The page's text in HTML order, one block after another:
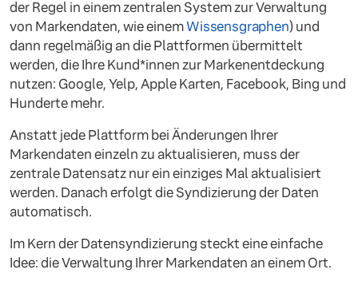
der Regel in einem zentralen System zur Verwaltung
von Markendaten, wie einemWissensgraphen) und
dann regelmäßig an die Plattformen übermittelt
werden, die Ihre Kund*innen zur Markenentdeckung
nutzen: Google, Yelp, Apple Karten, Facebook, Bing und
Hunderte mehr.
Anstatt jede Plattform bei Änderungen Ihrer
Markendaten einzeln zu aktualisieren, muss der
zentrale Datensatz nur ein einziges Mal aktualisiert
werden. Danach erfolgt die Syndizierung der Daten
automatisch.
Im Kern der Datensyndizierung steckt eine einfache
Idee: die Verwaltung Ihrer Markendaten an einem Ort.